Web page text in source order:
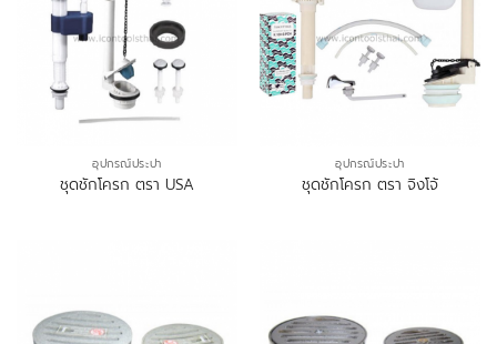
อุปกรณ์ประปา
ชุดชักโครก ตรา USA
อุปกรณ์ประปา
ชุดชักโครก ตรา จิงโจ้